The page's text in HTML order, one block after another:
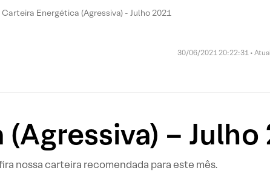
Carteira Energética (Agressiva) - Julho 2021
30/06/2021 20:22:31 •
– Julho
nossa carteira recomendada para este mês.